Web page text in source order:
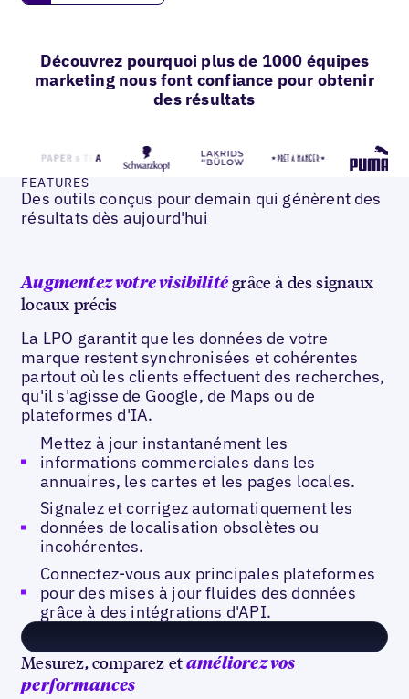
Découvrez pourquoi plus de 1000 équipes
marketing nous font confiance pour obtenir
des résultats
FEATURES
Des outils conçus pour demain qui génèrent des
résultats dès aujourd'hui
Augmentez votre visibilitégrâce à des signaux
locaux précis
La LPO garantit que les données de votre
marque restent synchronisées et cohérentes
partout où les clients effectuent des recherches,
qu'il s'agisse de Google, de Maps ou de
plateformes d'IA.
Mettez à jour instantanément les
informations commerciales dans les
annuaires, les cartes et les pages locales.
Signalez et corrigez automatiquement les
données de localisation obsolètes ou
incohérentes.
Connectez-vous aux principales plateformes
pour des mises à jour fluides des données
grâce à des intégrations d'API.
Mesurez, comparez etaméliorez vos
performances